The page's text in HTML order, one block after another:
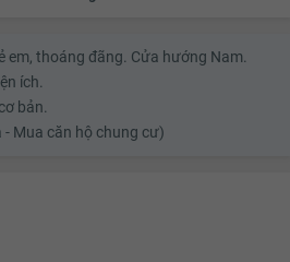
em, thoáng đãng. Cửa hướng Nam.
ích.
bản.
- Mua căn hộ chung cư)